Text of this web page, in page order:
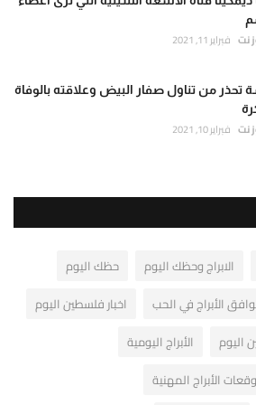
نت فبراير 11, 2021
تحذر من تناول صفار البيض وعلاقته بالوفاة
نت فبراير 10, 2021
الابراج وحظك اليوم
حظك اليوم
الأبراج في الحب
اخبار فلسطين اليوم
اليوم
الأبراج اليومية
الأبراج المهنية